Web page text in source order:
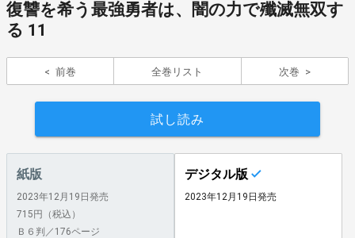
復讐を希う最強勇者は、闇の力で殲滅無双す
る 11
前巻 全巻リスト 次巻
試し読み
紙版
2023年12月19日発売
715円（税込）
Ｂ６判／176ページ
デジタル版
2023年12月19日発売